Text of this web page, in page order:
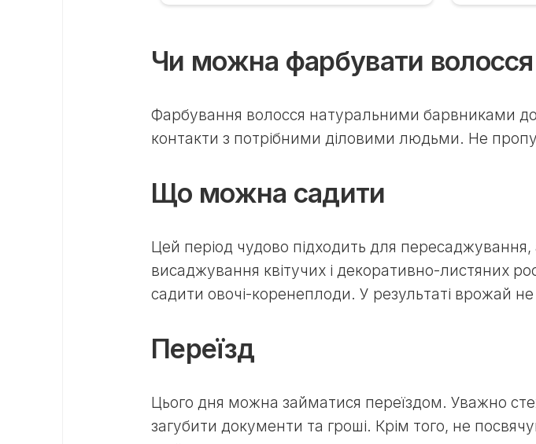
Чи можна фарбувати волосся
Фарбування волосся натуральними барвниками
контакти з потрібними діловими людьми. Не
Що можна садити
Цей період чудово підходить для
висаджування квітучих і декоративно-листяних
садити овочі-коренеплоди. У результаті врожай не
Переїзд
Цього дня можна займатися переїздом. Уважно
загубити документи та гроші. Крім того, не